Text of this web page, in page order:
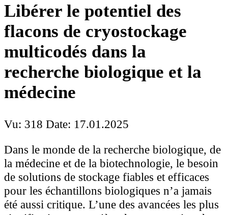
Libérer le potentiel des
flacons de cryostockage
multicodés dans la
recherche biologique et la
médecine
Vu: 318 Date: 17.01.2025
Dans le monde de la recherche biologique, de
la médecine et de la biotechnologie, le besoin
de solutions de stockage fiables et efficaces
pour les échantillons biologiques n’a jamais
été aussi critique. L’une des avancées les plus